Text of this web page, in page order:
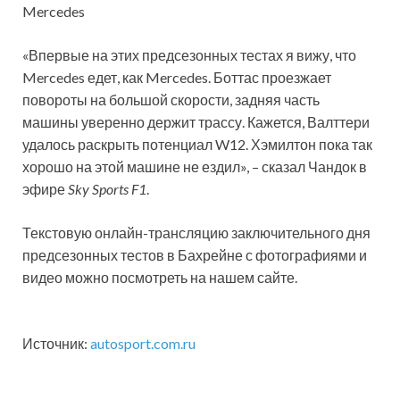
Mercedes
«Впервые на этих предсезонных тестах я вижу, что
Mercedes едет, как Mercedes. Боттас проезжает
повороты на большой скорости, задняя часть
машины уверенно держит трассу. Кажется, Валттери
удалось раскрыть потенциал W12. Хэмилтон пока так
хорошо на этой машине не ездил», – сказал Чандок в
эфире Sky Sports F1
Текстовую онлайн-трансляцию заключительного дня
предсезонных тестов в Бахрейне с фотографиями и
видео можно посмотреть на нашем сайте.
Источник: autosport.com.ru